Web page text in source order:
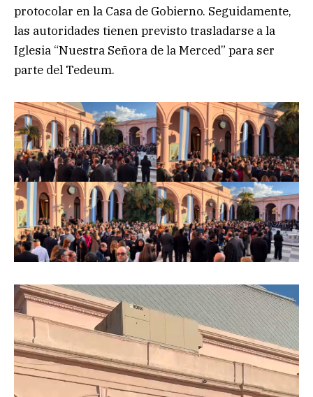
protocolar en la Casa de Gobierno. Seguidamente,
las autoridades tienen previsto trasladarse a la
Iglesia “Nuestra Señora de la Merced” para ser
parte del Tedeum.